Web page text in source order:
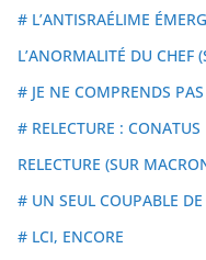
# L’ANTISRAÉLIME
L’ANORMALITÉ DU CHEF
# JE NE COMPRENDS
# RELECTURE : CONATUS
RELECTURE (SUR
# UN SEUL COUPABLE
# LCI, ENCORE